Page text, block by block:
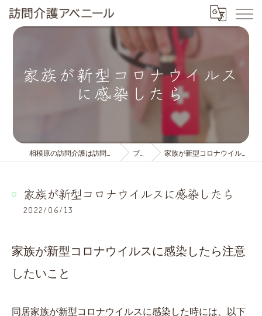
家族が新型コロナウイルス
に感染したら
ブログ 家族が新型コロナウイルスに感染したら
家族が新型コロナウイルスに感染したら
2022/06/13
家族が新型コロナウイルスに感染したら注意
したいこと
同居家族が新型コロナウイルスに感染した時には、以下